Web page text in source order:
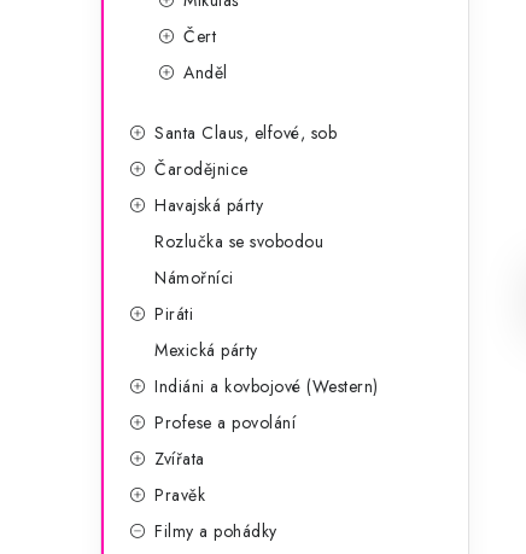
Čert
Anděl
Santa Claus, elfové, sob
Čarodějnice
Havajská párty
Rozlučka se svobodou
Námořníci
Piráti
Mexická párty
Indiáni a kovbojové (Western)
Profese a povolání
Zvířata
Pravěk
Filmy a pohádky